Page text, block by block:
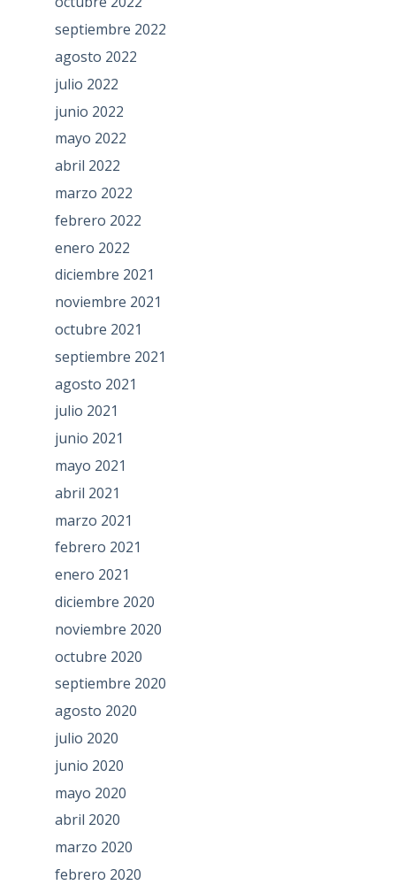
septiembre 2022
agosto 2022
julio 2022
junio 2022
mayo 2022
abril 2022
marzo 2022
febrero 2022
enero 2022
diciembre 2021
noviembre 2021
octubre 2021
septiembre 2021
agosto 2021
julio 2021
junio 2021
mayo 2021
abril 2021
marzo 2021
febrero 2021
enero 2021
diciembre 2020
noviembre 2020
octubre 2020
septiembre 2020
agosto 2020
julio 2020
junio 2020
mayo 2020
abril 2020
marzo 2020
febrero 2020